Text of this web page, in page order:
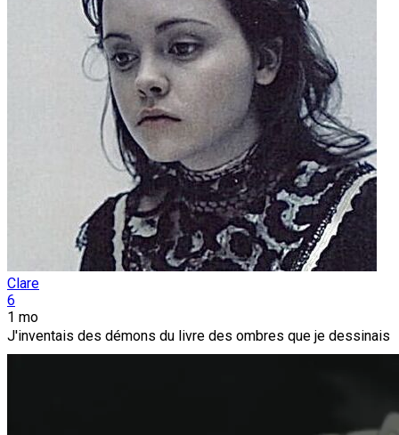
Clare
6
1 mo
J'inventais des démons du livre des ombres que je dessinais